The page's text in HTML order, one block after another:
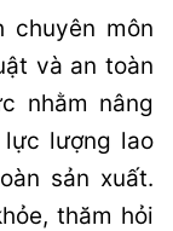
chuyên môn
và an toàn
nhằm nâng
lượng lao
sản xuất.
thăm hỏi